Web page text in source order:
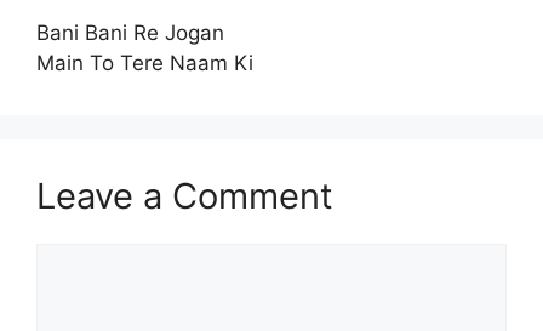
Bani Bani Re Jogan
Main To Tere Naam Ki
Leave a Comment